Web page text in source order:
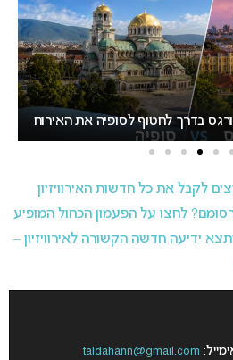
לקבל את כל חדשות האירוויזיון
לחצו על הפעמון הכחול המופיע
ידיעה חדשה הקשורה לאירוויזיון –
taldahann@gmail.com